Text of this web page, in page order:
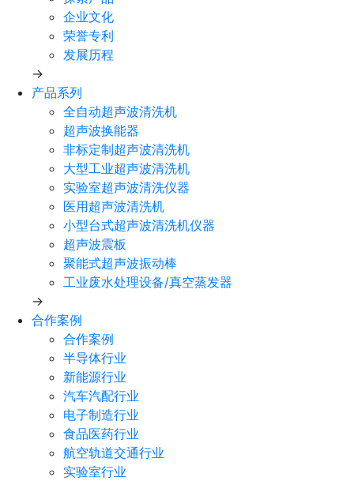
企业文化
荣誉专利
发展历程
→
产品系列
全自动超声波清洗机
超声波换能器
非标定制超声波清洗机
大型工业超声波清洗机
实验室超声波清洗仪器
医用超声波清洗机
小型台式超声波清洗机仪器
超声波震板
聚能式超声波振动棒
工业废水处理设备/真空蒸发器
→
合作案例
合作案例
半导体行业
新能源行业
汽车汽配行业
电子制造行业
食品医药行业
航空轨道交通行业
实验室行业